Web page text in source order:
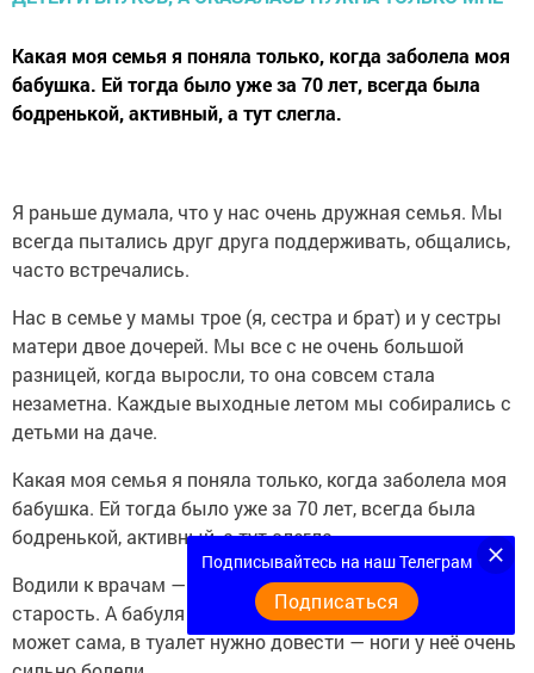
Какая моя семья я поняла только, когда заболела моя
бабушка. Ей тогда было уже за 70 лет, всегда была
бодренькой, активный, а тут слегла.
Я раньше думала, что у нас очень дружная семья. Мы
всегда пытались друг друга поддерживать, общались,
часто встречались.
Нас в семье у мамы трое (я, сестра и брат) и у сестры
матери двое дочерей. Мы все с не очень большой
разницей, когда выросли, то она совсем стала
незаметна. Каждые выходные летом мы собирались с
детьми на даче.
Какая моя семья я поняла только, когда заболела моя
бабушка. Ей тогда было уже за 70 лет, всегда была
бодренькой, активный, а тут слегла.
Водили к врачам — не чего не нашли, сказали, что это
старость. А бабуля стала совсем слаба. Покушать не
может сама, в туалет нужно довести — ноги у неё очень
Подписывайтесь на наш Телеграм
Подписаться